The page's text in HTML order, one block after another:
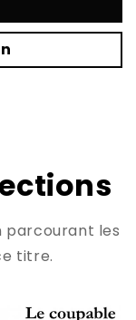
parcourant les
titre.